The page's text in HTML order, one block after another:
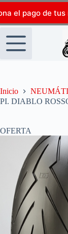
el pago de
Inicio
PI. DIABLO
OFERTA